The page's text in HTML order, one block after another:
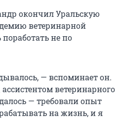
окончил Уральскую
ветеринарной
не по
— вспоминает он.
ветеринарного
— требовали опыт
на жизнь, и я